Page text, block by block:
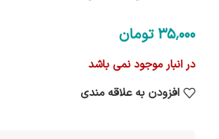
35٬000 تومان
در انبار موجود نمی باشد
افزودن به علاقه مندی